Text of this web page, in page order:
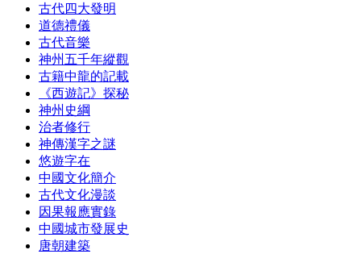
古代四大發明
道德禮儀
古代音樂
神州五千年縱觀
古籍中龍的記載
《西遊記》探秘
神州史綱
治者修行
神傳漢字之謎
悠遊字在
中國文化簡介
古代文化漫談
因果報應實錄
中國城市發展史
唐朝建築